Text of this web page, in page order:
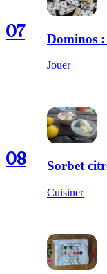
07 Dominos :
Jouer
08 Sorbet
Cuisiner